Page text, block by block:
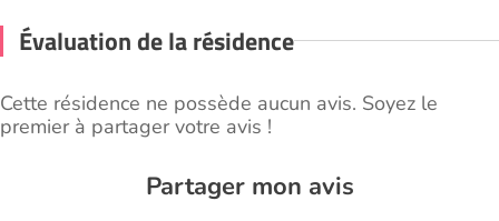
Évaluation de la résidence
Cette résidence ne possède aucun avis. Soyez le
premier à partager votre avis !
Partager mon avis